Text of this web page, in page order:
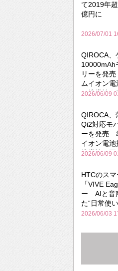
て2019年
億円に
2026/07/01
QIROCA、
10000mAh
リーを発
ムイオン
と携帯性を
2026/06/09
QIROCA、
Qi2対応モ
ーを発売
イオン電池
携帯性を両
2026/06/09
HTCのス
「VIVE
ー AIと音
た“日常使
2026/06/03